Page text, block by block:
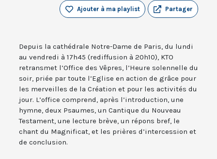
Partager
Ajouter à ma playlist
Depuis la cathédrale Notre-Dame de Paris, du lundi
au vendredi à 17h45 (rediffusion à 20h10), KTO
retransmet l’Office des Vêpres, l’Heure solennelle du
soir, priée par toute l’Eglise en action de grâce pour
les merveilles de la Création et pour les activités du
jour. L’office comprend, après l’introduction, une
hymne, deux Psaumes, un Cantique du Nouveau
Testament, une lecture brève, un répons bref, le
chant du Magnificat, et les prières d’intercession et
de conclusion.